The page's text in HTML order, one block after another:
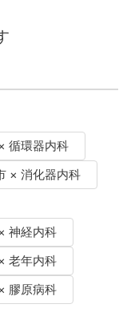
循環器内科
× 消化器内科
神経内科
老年内科
膠原病科